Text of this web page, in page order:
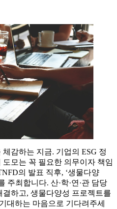
감하는 지금. 기업의 ESG 정
모는 꼭 필요한 의무이자 책임
의 발표 직후, ‘생물다양
주최합니다. 산·학·연·관 담당
하고, 생물다양성 프로젝트를
대하는 마음으로 기다려주세